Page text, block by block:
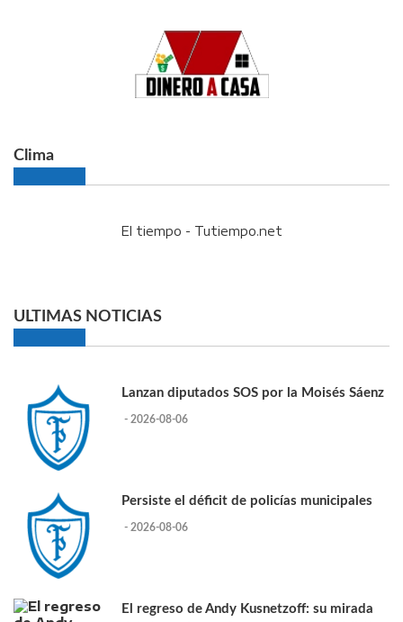
Clima
El tiempo - Tutiempo.net
ULTIMAS NOTICIAS
Lanzan diputados SOS por la Moisés Sáenz
- 2026-08-06
Persiste el déficit de policías municipales
- 2026-08-06
El regreso de Andy Kusnetzoff: su mirada